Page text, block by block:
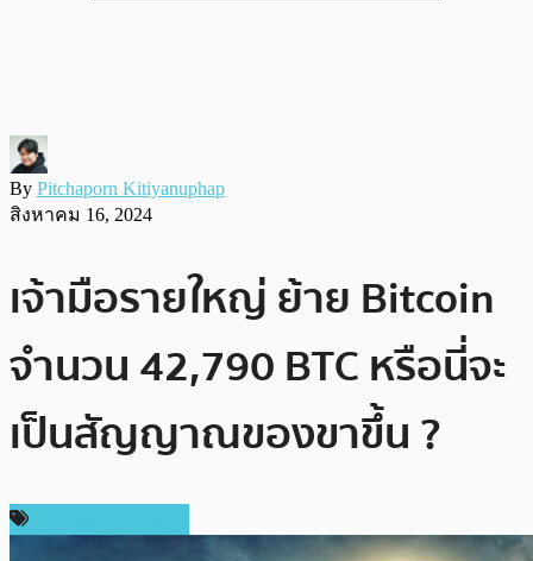
By Pitchaporn Kitiyanuphap
สิงหาคม 16, 2024
เจ้ามือรายใหญ่ ย้าย Bitcoin
จำนวน 42,790 BTC หรือนี่จะ
เป็นสัญญาณของขาขึ้น ?